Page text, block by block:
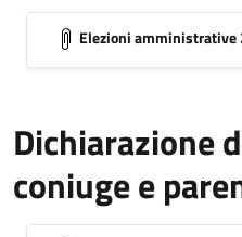
Elezioni amministrative
Dichiarazione
coniuge e